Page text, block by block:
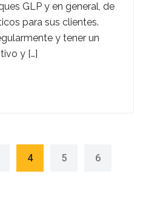
GLP y en general, de
para sus clientes.
y tener un
y […]
4 5 6